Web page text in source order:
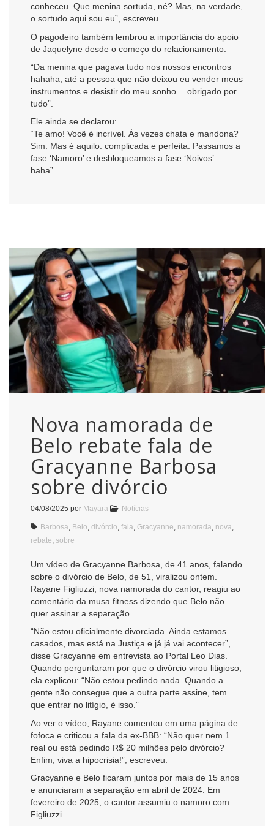
conheceu. Que menina sortuda, né? Mas, na verdade,
o sortudo aqui sou eu”, escreveu.
O pagodeiro também lembrou a importância do apoio
de Jaquelyne desde o começo do relacionamento:
“Da menina que pagava tudo nos nossos encontros
hahaha, até a pessoa que não deixou eu vender meus
instrumentos e desistir do meu sonho… obrigado por
tudo”.
Ele ainda se declarou:
“Te amo! Você é incrível. Às vezes chata e mandona?
Sim. Mas é aquilo: complicada e perfeita. Passamos a
fase ‘Namoro’ e desbloqueamos a fase ‘Noivos’.
haha”.
Nova namorada de
Belo rebate fala de
Gracyanne Barbosa
sobre divórcio
04/08/2025 por Mayara Notícias
Barbosa Belo divórcio fala Gracyanne namorada nova
rebate sobre
Um vídeo de Gracyanne Barbosa, de 41 anos, falando
sobre o divórcio de Belo, de 51, viralizou ontem.
Rayane Figliuzzi, nova namorada do cantor, reagiu ao
comentário da musa fitness dizendo que Belo não
quer assinar a separação.
“Não estou oficialmente divorciada. Ainda estamos
casados, mas está na Justiça e já já vai acontecer”,
disse Gracyanne em entrevista ao Portal Leo Dias.
Quando perguntaram por que o divórcio virou litigioso,
ela explicou: “Não estou pedindo nada. Quando a
gente não consegue que a outra parte assine, tem
que entrar no litígio, é isso.”
Ao ver o vídeo, Rayane comentou em uma página de
fofoca e criticou a fala da ex-BBB: “Não quer nem 1
real ou está pedindo R$ 20 milhões pelo divórcio?
Enfim, viva a hipocrisia!”, escreveu.
Gracyanne e Belo ficaram juntos por mais de 15 anos
e anunciaram a separação em abril de 2024. Em
fevereiro de 2025, o cantor assumiu o namoro com
Figliuzzi.